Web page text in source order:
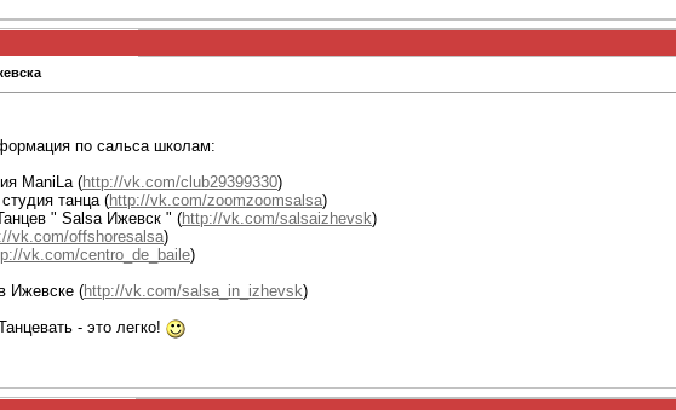
по сальса школам:
ManiLa (http://vk.com/club29399330)
танца (http://vk.com/zoomzoomsalsa)
" Salsa Ижевск " (http://vk.com/salsaizhevsk)
vk.com/offshoresalsa)
vk.com/centro_de_baile)
Ижевске (http://vk.com/salsa_in_izhevsk)
- это легко!